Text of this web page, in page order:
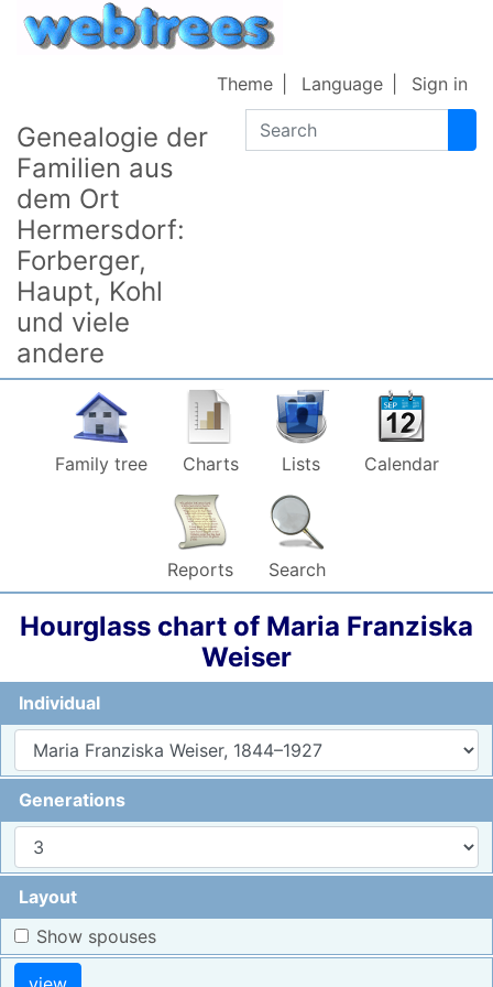
Skip to content
Genealogie der
Familien aus
dem Ort
Hermersdorf:
Forberger,
Haupt, Kohl
und viele
andere
Search
Theme Language Sign in
Family tree Charts Lists Calendar
Reports Search
Hourglass chart of Maria Franziska
Weiser
Individual
Generations
Layout
Show spouses